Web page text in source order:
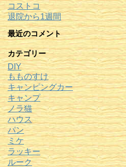
コストコ
退院から1週間
最近のコメント
カテゴリー
DIY
もものすけ
キャンピングカー
キャンプ
ノラ猫
ハウス
パン
ミケ
ラッキー
ルーク